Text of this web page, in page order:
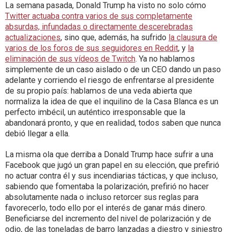
La semana pasada, Donald Trump ha visto no solo cómo
Twitter actuaba contra varios de sus completamente
absurdas, infundadas o directamente descerebradas
actualizaciones, sino que, además, ha sufrido la clausura de
varios de los foros de sus seguidores en Reddit, y la
eliminación de sus vídeos de Twitch. Ya no hablamos
simplemente de un caso aislado o de un CEO dando un paso
adelante y corriendo el riesgo de enfrentarse al presidente
de su propio país: hablamos de una veda abierta que
normaliza la idea de que el inquilino de la Casa Blanca es un
perfecto imbécil, un auténtico irresponsable que la
abandonará pronto, y que en realidad, todos saben que nunca
debió llegar a ella.
La misma ola que derriba a Donald Trump hace sufrir a una
Facebook que jugó un gran papel en su elección, que prefirió
no actuar contra él y sus incendiarias tácticas, y que incluso,
sabiendo que fomentaba la polarización, prefirió no hacer
absolutamente nada o incluso retorcer sus reglas para
favorecerlo, todo ello por el interés de ganar más dinero.
Beneficiarse del incremento del nivel de polarización y de
odio, de las toneladas de barro lanzadas a diestro y siniestro